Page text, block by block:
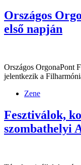
Országos
első napján
Országos OrgonaPont
jelentkezik a
Zene
Fesztiválok,
szombathelyi